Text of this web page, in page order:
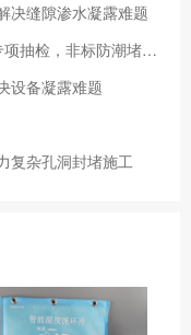
决缝隙渗水凝露难题
多地市场监管6月开展防火封堵材料专项抽检，非标防潮堵料全面清退
设备凝露难题
复杂孔洞封堵施工